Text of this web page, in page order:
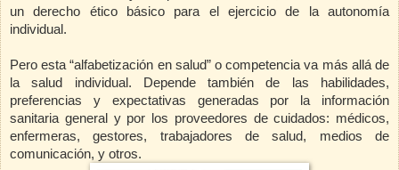
un derecho ético básico para el ejercicio de la autonomía
individual.
Pero esta “alfabetización en salud” o competencia va más allá de
la salud individual. Depende también de las habilidades,
preferencias y expectativas generadas por la información
sanitaria general y por los proveedores de cuidados: médicos,
enfermeras, gestores, trabajadores de salud, medios de
comunicación, y otros.